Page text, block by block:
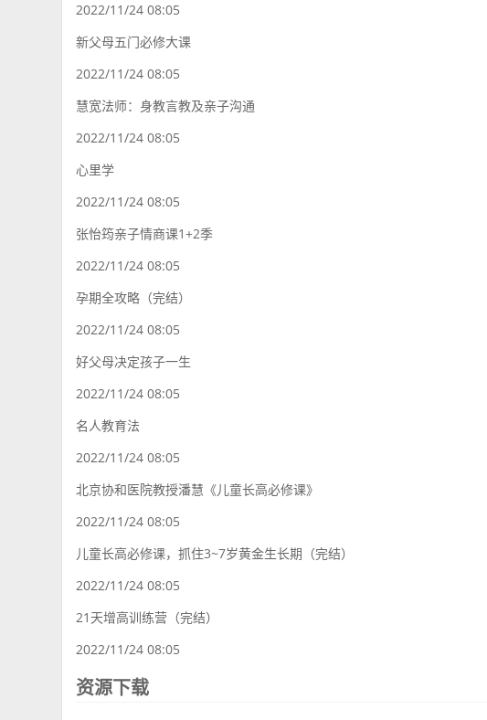
2022/11/24 08:05
新父母五门必修大课
2022/11/24 08:05
慧宽法师：身教言教及亲子沟通
2022/11/24 08:05
心里学
2022/11/24 08:05
张怡筠亲子情商课1+2季
2022/11/24 08:05
孕期全攻略（完结）
2022/11/24 08:05
好父母决定孩子一生
2022/11/24 08:05
名人教育法
2022/11/24 08:05
北京协和医院教授潘慧《儿童长高必修课》
2022/11/24 08:05
儿童长高必修课，抓住3~7岁黄金生长期（完结）
2022/11/24 08:05
21天增高训练营（完结）
2022/11/24 08:05
资源下载